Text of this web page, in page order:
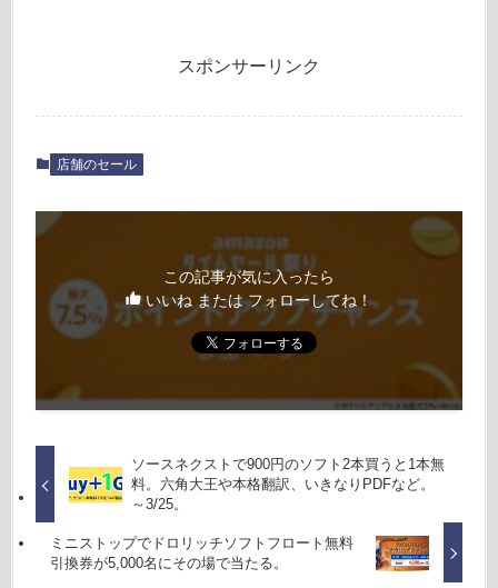
スポンサーリンク
店舗のセール
この記事が気に入ったら
いいね または フォローしてね！
ソースネクストで900円のソフト2本買うと1本無
料。六角大王や本格翻訳、いきなりPDFなど。
～3/25。
ミニストップでドロリッチソフトフロート無料
引換券が5,000名にその場で当たる。